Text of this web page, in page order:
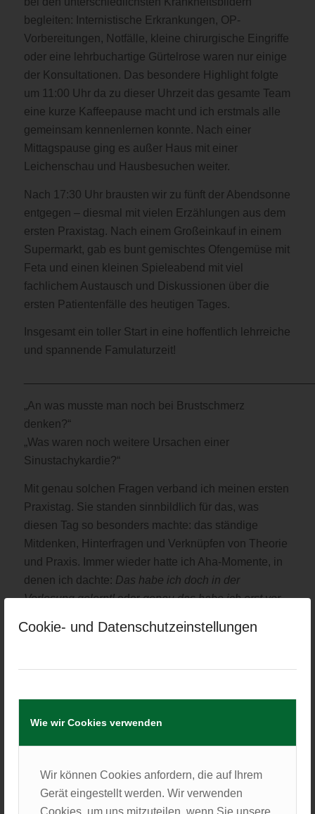
Cookie- und Datenschutzeinstellungen
Wie wir Cookies verwenden
Wir können Cookies anfordern, die auf Ihrem
Gerät eingestellt werden. Wir verwenden
Cookies, um uns mitzuteilen, wenn Sie unsere
begleiten: Internistische Erkrankungen, OP-
Vorbereitungen, Notfälle, kleine chirurgische Eingriffe
oder eine lehrbuchartige Gürtelrose waren nur einige
der Konsultationen. Das besondere Highlight folgte
um 11:00 Uhr da zu dieser Uhrzeit das gesamte Team
eine kurze Kaffeepause macht und ich erstmals alle
gemeinsam kennenlernen konnte. Nach einer
Mittagspause ging es außer Haus mit einer
Leichenschau und Hausbesuchen weiter.
Nach 17:30 Uhr brausten wir zu fünft der Abendsonne
entgegen – diesmal mit vielen Erzählungen aus dem
ersten Praxistag. Nach einem Großeinkauf in einem
Supermarkt, gab es bunt gemischtes Ofengemüse mit
Feta und einen kleinen Spieleabend mit viel
fachlichem Austausch und Diskussionen über die
ersten Patientenfälle des heutigen Tages.
Insgesamt ein toller Start in eine hoffentlich lehrreiche
und spannende Famulaturzeit!
„An was musste man noch bei Brustschmerz
denken?“
„Was waren noch weitere Ursachen einer
Sinustachykardie?“
Mit genau solchen Fragen verband ich meinen ersten
Praxistag. Sie standen sinnbildlich für das, was
diesen Tag so besonders machte: das ständige
Mitdenken, Hinterfragen und Verknüpfen von Theorie
und Praxis. Immer wieder hatte ich Aha-Momente, in
denen ich dachte: Das habe ich doch in der
Vorlesung gelernt!odergenau das habe ich erst vor
lebendig.
Vorbereitungen gab mir ein vertrautes Gefühl. Ein
netter Austausch mit meiner
zusätzlich für einen gelungenen Start. Da wir am
ersten Arbeitstag auf jeden Fall einen Parkplatz
finden wollten, waren wir etwas früher vor Ort. In der